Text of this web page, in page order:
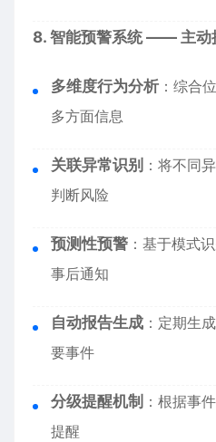
8. 智能预警系统 —— 主动
多维度行为分析 ：综合
多方面信息
关联异常识别 ：将不同
判断风险
预测性预警 ：基于模式
事后通知
自动报告生成 ：定期生
要事件
分级提醒机制 ：根据事
提醒